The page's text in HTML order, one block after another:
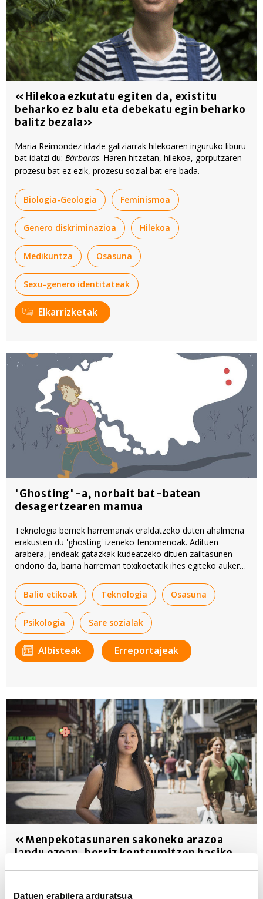
Datuen erabilera arduratsua
«Hilekoa ezkutatu egiten da, existitu
beharko ez balu eta debekatu egin beharko
balitz bezala»
Maria Reimondez idazle galiziarrak hilekoaren inguruko liburu
bat idatzi du: Bárbaras. Haren hitzetan, hilekoa, gorputzaren
prozesu bat ez ezik, prozesu sozial bat ere bada.
Biologia-Geologia Feminismoa
Genero diskriminazioa Hilekoa
Medikuntza Osasuna
Sexu-genero identitateak
Elkarrizketak
'Ghosting'-a, norbait bat-batean
desagertzearen mamua
Teknologia berriek harremanak eraldatzeko duten ahalmena
erakusten du 'ghosting' izeneko fenomenoak. Adituen
arabera, jendeak gatazkak kudeatzeko dituen zailtasunen
ondorio da, baina harreman toxikoetatik ihes egiteko aukera
Balio etikoak
Teknologia Osasuna
Psikologia Sare sozialak
Albisteak Erreportajeak
«Menpekotasunaren sakoneko arazoa
landu ezean, berriz kontsumitzen hasiko